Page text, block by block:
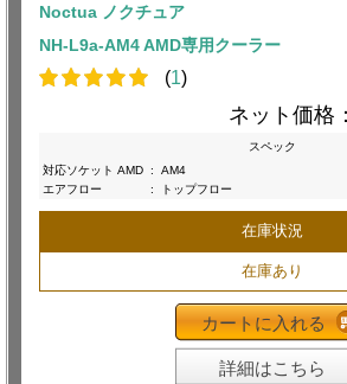
Noctua ノクチュア
NH-L9a-AM4 AMD専用クーラー
(1)
ネット価格：
スペック
対応ソケット AMD :
AM4
エアフロー
: トップフロー
在庫状況
在庫あり
カートに入れる
詳細はこちら